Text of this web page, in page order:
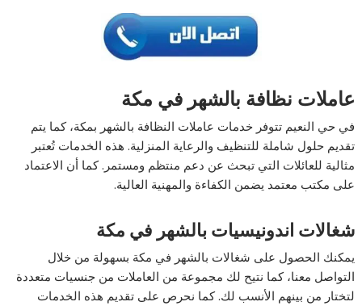
عاملات نظافة بالشهر في مكة
في حي النعيم تتوفر خدمات عاملات النظافة بالشهر بمكة، كما يتم
تقديم حلول شاملة للتنظيف والرعاية المنزلية. هذه الخدمات تُعتبر
مثالية للعائلات التي تبحث عن دعم منتظم ومستمر. كما أن الاعتماد
على مكتب معتمد يضمن الكفاءة والمهنية العالية.
شغالات اندونيسيات بالشهر في مكة
يمكنك الحصول على شغالات بالشهر في مكة بسهولة من خلال
التواصل معنا، كما نتيح لك مجموعة من العاملات من جنسيات متعددة
لتختار من بينهم الأنسب لك. كما نحرص على تقديم هذه الخدمات